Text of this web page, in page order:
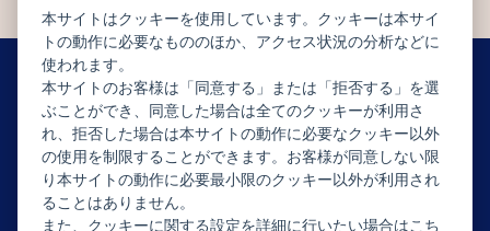
ニュースレター配信登録はこちら
本サイトはクッキーを使用しています。クッキーは本サイ
トの動作に必要なもののほか、アクセス状況の分析などに
使われます。
本サイトのお客様は「同意する」または「拒否する」を選
ぶことができ、同意した場合は全てのクッキーが利用さ
れ、拒否した場合は本サイトの動作に必要なクッキー以外
の使用を制限することができます。お客様が同意しない限
り本サイトの動作に必要最小限のクッキー以外が利用され
ることはありません。
また、クッキーに関する設定を詳細に行いたい場合はこち